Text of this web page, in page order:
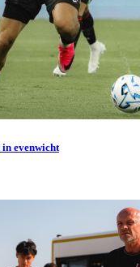
in evenwicht